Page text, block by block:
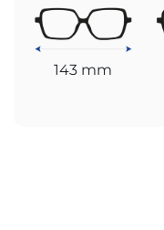
143 mm